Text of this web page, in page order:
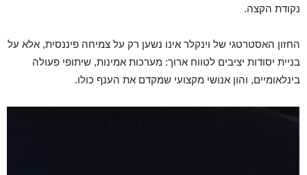
נקודת הקצה.
החזון האסטרטגי של וינקלר אינו נשען רק על צמיחה פיננסית, אלא על
בניית יסודות יציבים לטווח ארוך: מערכות אמינות, שיתופי פעולה
בינלאומיים, והון אנושי מקצועי שמקדם את הענף כולו.